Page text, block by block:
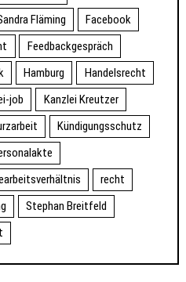
Fläming
Facebook
Feedbackgespräch
Hamburg
Handelsrecht
job
Kanzlei Kreutzer
Kündigungsschutz
recht
Stephan Breitfeld